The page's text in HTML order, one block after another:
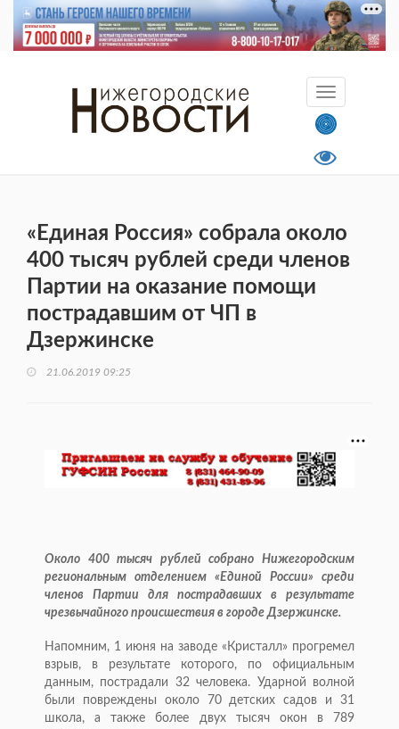
«Единая Россия» собрала около
400 тысяч рублей среди членов
Партии на оказание помощи
пострадавшим от ЧП в
Дзержинске
21.06.2019 09:25
Около 400 тысяч рублей собрано Нижегородским
региональным отделением «Единой России» среди
членов Партии для пострадавших в результате
чрезвычайного происшествия в городе Дзержинске.
Напомним, 1 июня на заводе «Кристалл» прогремел
взрыв, в результате которого, по официальным
данным, пострадали 32 человека. Ударной волной
были повреждены около 70 детских садов и 31
школа, а также более двух тысяч окон в 789